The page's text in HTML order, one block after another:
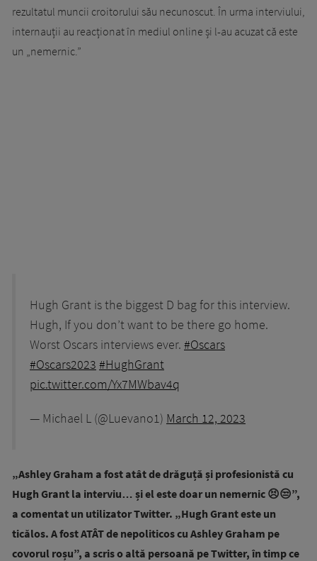
rezultatul muncii croitorului său necunoscut. În urma interviului,
internauții au reacționat în mediul online și l-au acuzat că este
un „nemernic.”
Hugh Grant is the biggest D bag for this interview.
Hugh, If you don’t want to be there go home.
Worst Oscars interviews ever. #Oscars
#Oscars2023 #HughGrant
pic.twitter.com/Yx7MWbav4q
— Michael L (@Luevano1) March 12, 2023
„Ashley Graham a fost atât de drăguță și profesionistă cu
Hugh Grant la interviu… și el este doar un nemernic 😣😒”,
a comentat un utilizator Twitter. „Hugh Grant este un
ticălos. A fost ATÂT de nepoliticos cu Ashley Graham pe
covorul roșu”, a scris o altă persoană pe Twitter, în timp ce